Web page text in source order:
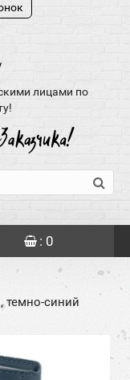
лицами по
: 0
темно-синий